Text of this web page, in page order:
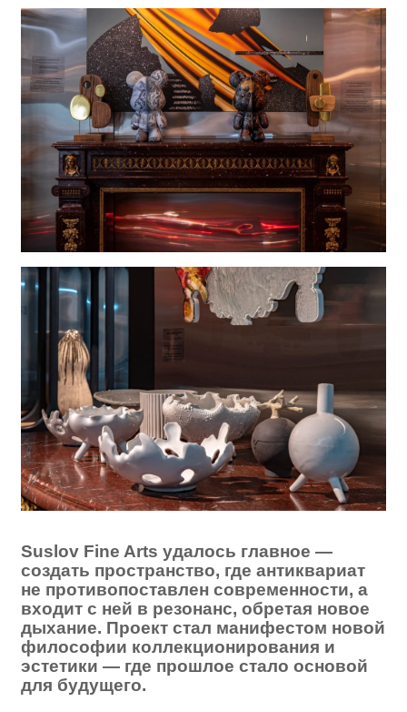
Suslov Fine Arts удалось главное —
создать пространство, где антиквариат
не противопоставлен современности, а
входит с ней в резонанс, обретая новое
дыхание. Проект стал манифестом новой
философии коллекционирования и
эстетики — где прошлое стало основой
для будущего.